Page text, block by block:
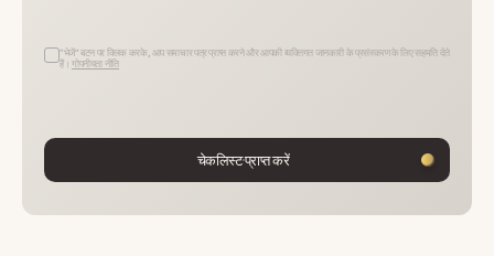
"भेजें" बटन पर क्लिक करके, आप समाचार पत्र प्राप्त करने और आपकी व्यक्तिगत जानकारी के प्रसंस्करण के लिए सहमति देते
हैं। गोपनीयता नीति
चेकलिस्ट प्राप्त करें